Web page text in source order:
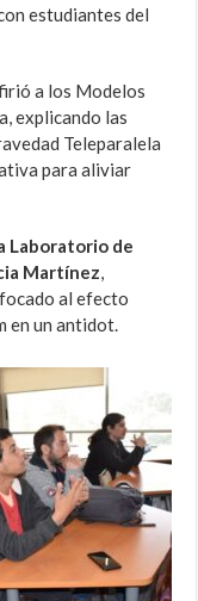
estudiantes del
a los Modelos
explicando las
Teleparalela
para aliviar
Laboratorio de
Martínez,
al efecto
en un antidot.